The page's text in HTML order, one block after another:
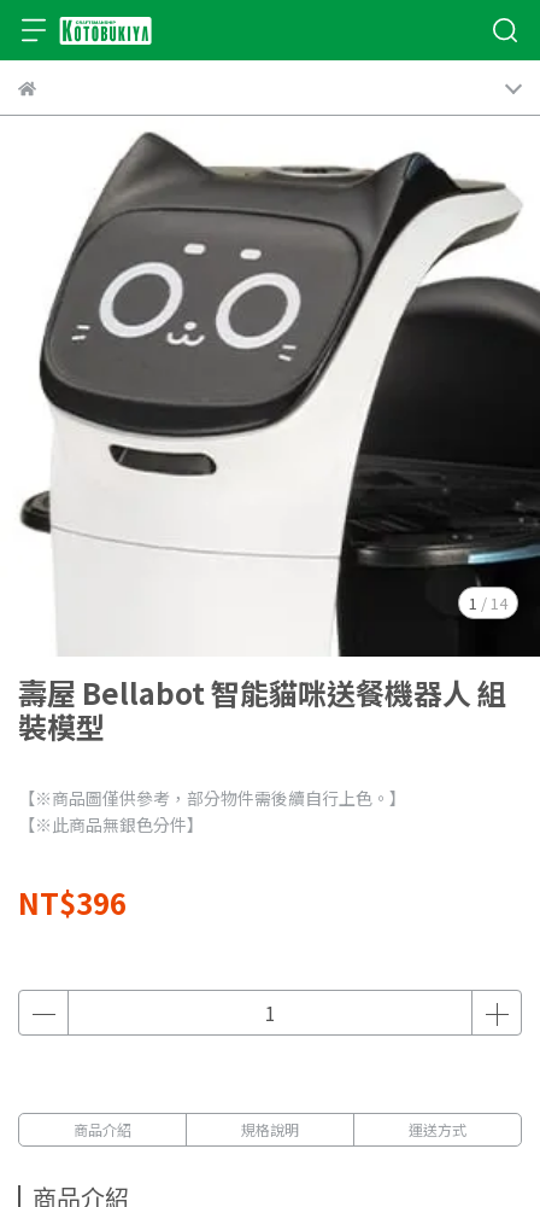
1 / 14
壽屋 Bellabot 智能貓咪送餐機器人 組
裝模型
【※商品圖僅供參考，部分物件需後續自行上色。】
【※此商品無銀色分件】
NT$396
商品介紹 規格說明 運送方式
商品介紹